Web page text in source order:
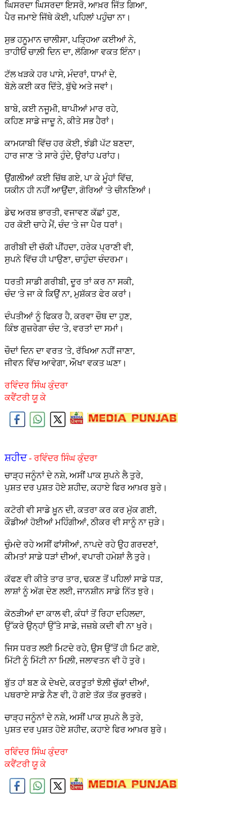
ਘਿਸਰਦਾ ਘਿਸਰਦਾ ਇਸਰੋ, ਆਖ਼ਰ ਜਿੱਤ ਗਿਆ,
ਪੈਰ ਜਮਾਏ ਜਿੱਥੇ ਕੋਈ, ਪਹਿਲਾਂ ਪਹੁੰਚਾ ਨਾ।
ਸੁਭ ਹਨੂਮਾਨ ਚਾਲੀਸਾ, ਪੜ੍ਹਿਆ ਕਈਆਂ ਨੇ,
ਤਾਹੀਓਂ ਚਾਲ਼ੀ ਦਿਨ ਦਾ, ਲੱਗਿਆ ਵਕਤ ਇੰਨਾ।
ਟੱਲ ਖੜਕੇ ਹਰ ਪਾਸੇ, ਮੰਦਰਾਂ, ਧਾਮਾਂ ਦੇ,
ਬੋਲ਼ੇ ਕਈ ਕਰ ਦਿੱਤੇ, ਬੁੱਢੇ ਅਤੇ ਜਵਾਂ।
ਬਾਬੇ, ਕਈ ਨਜੂਮੀ, ਥਾਪੀਆਂ ਮਾਰ ਰਹੇ,
ਕਹਿਣ ਸਾਡੇ ਜਾਦੂ ਨੇ, ਕੀਤੇ ਸਭ ਹੈਰਾਂ।
ਕਾਮਯਾਬੀ ਵਿੱਚ ਹਰ ਕੋਈ, ਝੰਡੀ ਪੱਟ ਬਣਦਾ,
ਹਾਰ ਜਾਣ 'ਤੇ ਸਾਰੇ ਹੁੰਦੇ, ਉਰਾਂਹ ਪਰਾਂਹ।
ਉਂਗਲੀਆਂ ਕਈ ਚਿੱਥ ਗਏ, ਪਾ ਕੇ ਮੂੰਹਾਂ ਵਿੱਚ,
ਯਕੀਨ ਹੀ ਨਹੀਂ ਆਉਂਦਾ, ਗੋਰਿਆਂ 'ਤੇ ਚੀਨਣਿਆਂ।
ਡੇਢ ਅਰਬ ਭਾਰਤੀ, ਵਜਾਵਣ ਕੱਛਾਂ ਹੁਣ,
ਹਰ ਕੋਈ ਚਾਹੇ ਮੈਂ, ਚੰਦ 'ਤੇ ਜਾ ਪੈਰ ਧਰਾਂ।
ਗਰੀਬੀ ਦੀ ਚੱਕੀ ਪੀਂਹਦਾ, ਹਰੇਕ ਪ੍ਰਾਣੀ ਵੀ,
ਸੁਪਨੇ ਵਿੱਚ ਹੀ ਪਾਉਣਾ, ਚਾਹੁੰਦਾ ਚੰਦਰਮਾ।
ਧਰਤੀ ਸਾਡੀ ਗਰੀਬੀ, ਦੂਰ ਤਾਂ ਕਰ ਨਾ ਸਕੀ,
ਚੰਦ 'ਤੇ ਜਾ ਕੇ ਕਿਉਂ ਨਾ, ਮੁਸ਼ੱਕਤ ਫੇਰ ਕਰਾਂ।
ਦੰਪਤੀਆਂ ਨੂੰ ਫਿਕਰ ਹੈ, ਕਰਵਾ ਚੌਥ ਦਾ ਹੁਣ,
ਕਿੰਝ ਗੁਜ਼ਰੇਗਾ ਚੰਦ 'ਤੇ, ਵਰਤਾਂ ਦਾ ਸਮਾਂ।
ਚੌਦਾਂ ਦਿਨ ਦਾ ਵਰਤ 'ਤੇ, ਰੱਖਿਆ ਨਹੀਂ ਜਾਣਾ,
ਜੀਵਨ ਵਿੱਚ ਆਵੇਗਾ, ਔਖਾ ਵਕਤ ਘਣਾ।
ਰਵਿੰਦਰ ਸਿੰਘ ਕੁੰਦਰਾ
ਕਵੈਂਟਰੀ ਯੂ ਕੇ
ਸ਼ਹੀਦ- ਰਵਿੰਦਰ ਸਿੰਘ ਕੁੰਦਰਾ
ਚਾੜ੍ਹ ਜਨੂੰਨਾਂ ਦੇ ਨਸ਼ੇ, ਅਸੀਂ ਪਾਕ ਸੁਪਨੇ ਲੈ ਤੁਰੇ,
ਪੁਸ਼ਤ ਦਰ ਪੁਸ਼ਤ ਹੋਏ ਸ਼ਹੀਦ, ਕਹਾਏ ਫਿਰ ਆਖ਼ਰ ਬੁਰੇ।
ਕਟੋਰੀ ਵੀ ਸਾਡੇ ਖ਼ੂਨ ਦੀ, ਕਤਰਾ ਕਰ ਕਰ ਮੁੱਕ ਗਈ,
ਕੌਡੀਆਂ ਹੋਈਆਂ ਮਹਿੰਗੀਆਂ, ਠੀਕਰ ਵੀ ਸਾਨੂੰ ਨਾ ਜੁੜੇ।
ਚੁੰਮਦੇ ਰਹੇ ਅਸੀਂ ਫਾਂਸੀਆਂ, ਨਾਪਦੇ ਰਹੇ ਉਹ ਗਰਦਣਾਂ,
ਕੀਮਤਾਂ ਸਾਡੇ ਧੜਾਂ ਦੀਆਂ, ਵਪਾਰੀ ਹਮੇਸ਼ਾਂ ਲੈ ਤੁਰੇ।
ਕੱਫਣ ਵੀ ਕੀਤੇ ਤਾਰ ਤਾਰ, ਢਕਣ ਤੋਂ ਪਹਿਲਾਂ ਸਾਡੇ ਧੜ,
ਲਾਸ਼ਾਂ ਨੂੰ ਅੱਗ ਦੇਣ ਲਈ, ਜਾਨਸ਼ੀਨ ਸਾਡੇ ਨਿੱਤ ਝੁਰੇ।
ਕੋਠੜੀਆਂ ਦਾ ਕਾਲ ਵੀ, ਕੰਧਾਂ ਤੋਂ ਰਿਹਾ ਦਹਿਲਦਾ,
ਉੱਕਰੇ ਉਨ੍ਹਾਂ ਉੱਤੇ ਸਾਡੇ, ਜਜ਼ਬੇ ਕਦੀ ਵੀ ਨਾ ਖੁਰੇ।
ਜਿਸ ਧਰਤ ਲਈ ਮਿਟਦੇ ਰਹੇ, ਉਸ ਉੱਤੋਂ ਹੀ ਮਿਟ ਗਏ,
ਮਿੱਟੀ ਨੂੰ ਮਿੱਟੀ ਨਾ ਮਿਲ਼ੀ, ਜਲਾਵਤਨ ਵੀ ਹੋ ਤੁਰੇ।
ਬੁੱਤ ਹਾਂ ਬਣ ਕੇ ਦੇਖਦੇ, ਕਰਤੂਤਾਂ ਝੋਲ਼ੀ ਚੁੱਕਾਂ ਦੀਆਂ,
ਪਥਰਾਏ ਸਾਡੇ ਨੈਣ ਵੀ, ਹੋ ਗਏ ਤੱਕ ਤੱਕ ਭੁਰਭਰੇ।
ਚਾੜ੍ਹ ਜਨੂੰਨਾਂ ਦੇ ਨਸ਼ੇ, ਅਸੀਂ ਪਾਕ ਸੁਪਨੇ ਲੈ ਤੁਰੇ,
ਪੁਸ਼ਤ ਦਰ ਪੁਸ਼ਤ ਹੋਏ ਸ਼ਹੀਦ, ਕਹਾਏ ਫਿਰ ਆਖ਼ਰ ਬੁਰੇ।
ਰਵਿੰਦਰ ਸਿੰਘ ਕੁੰਦਰਾ
ਕਵੈਂਟਰੀ ਯੂ ਕੇ